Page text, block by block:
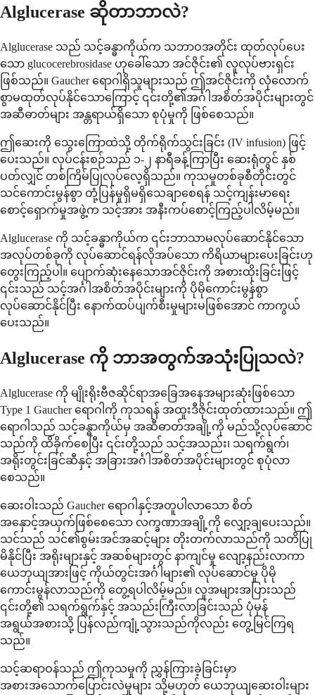
Alglucerase ဆိုတာဘာလဲ?
Alglucerase သည် သင့်ခန္ဓာကိုယ်က သဘာဝအတိုင်း ထုတ်လုပ်ပေး
သော glucocerebrosidase ဟုခေါ်သော အင်ဇိုင်း၏ လူလုပ်ဗားရှင်း
ဖြစ်သည်။ Gaucher ရောဂါရှိသူများသည် ဤအင်ဇိုင်းကို လုံလောက်
စွာမထုတ်လုပ်နိုင်သောကြောင့် ၎င်းတို့၏အင်္ဂါအစိတ်အပိုင်းများတွင်
အဆီဓာတ်များ အန္တရာယ်ရှိသော စုပုံမှုကို ဖြစ်စေသည်။
ဤဆေးကို သွေးကြောထဲသို့ တိုက်ရိုက်သွင်းခြင်း (IV infusion) ဖြင့်
ပေးသည်။ လုပ်ငန်းစဉ်သည် ၁-၂ နာရီခန့်ကြာပြီး ဆေးရုံတွင် နှစ်
ပတ်လျှင် တစ်ကြိမ်ပြုလုပ်လေ့ရှိသည်။ ကုသမှုတစ်ခုစီတိုင်းတွင်
သင်ကောင်းမွန်စွာ တုံ့ပြန်မှုရှိမရှိသေချာစေရန် သင့်ကျန်းမာရေး
စောင့်ရှောက်မှုအဖွဲ့က သင့်အား အနီးကပ်စောင့်ကြည့်ပါလိမ့်မည်။
Alglucerase ကို သင့်ခန္ဓာကိုယ်က ၎င်းဘာသာမလုပ်ဆောင်နိုင်သော
အလုပ်တစ်ခုကို လုပ်ဆောင်ရန်လိုအပ်သော ကိရိယာများပေးခြင်းဟု
တွေးကြည့်ပါ။ ပျောက်ဆုံးနေသောအင်ဇိုင်းကို အစားထိုးခြင်းဖြင့်
၎င်းသည် သင့်အင်္ဂါအစိတ်အပိုင်းများကို ပိုမိုကောင်းမွန်စွာ
လုပ်ဆောင်နိုင်ပြီး နောက်ထပ်ပျက်စီးမှုများမဖြစ်အောင် ကာကွယ်
ပေးသည်။
Alglucerase ကို ဘာအတွက်အသုံးပြုသလဲ?
Alglucerase ကို မျိုးရိုးဗီဇဆိုင်ရာအခြေအနေအများဆုံးဖြစ်သော
Type 1 Gaucher ရောဂါကို ကုသရန် အထူးဒီဇိုင်းထုတ်ထားသည်။ ဤ
ရောဂါသည် သင့်ခန္ဓာကိုယ်မှ အဆီဓာတ်အချို့ကို မည်သို့လုပ်ဆောင်
သည်ကို ထိခိုက်စေပြီး ၎င်းတို့သည် သင့်အသည်း၊ သရက်ရွက်၊
အရိုးတွင်းခြင်ဆီနှင့် အခြားအင်္ဂါအစိတ်အပိုင်းများတွင် စုပုံလာ
စေသည်။
ဆေးဝါးသည် Gaucher ရောဂါနှင့်အတူပါလာသော စိတ်
အနှောင့်အယှက်ဖြစ်စေသော လက္ခဏာအချို့ကို လျှော့ချပေးသည်။
သင်သည် သင်၏စွမ်းအင်အဆင့်များ တိုးတက်လာသည်ကို သတိပြု
မိနိုင်ပြီး အရိုးများနှင့် အဆစ်များတွင် နာကျင်မှု လျော့နည်းလာကာ
ယေဘုယျအားဖြင့် ကိုယ်တွင်းအင်္ဂါများ၏ လုပ်ဆောင်မှု ပိုမို
ကောင်းမွန်လာသည်ကို တွေ့ရပါလိမ့်မည်။ လူအများအပြားသည်
၎င်းတို့၏ သရက်ရွက်နှင့် အသည်းကြီးလာခြင်းသည် ပုံမှန်
အရွယ်အစားသို့ ပြန်လည်ကျုံ့သွားသည်ကိုလည်း တွေ့မြင်ကြရ
သည်။
သင့်ဆရာဝန်သည် ဤကုသမှုကို ညွှန်ကြားခဲ့ခြင်းမှာ
အစားအသောက်ပြောင်းလဲမှုများ သို့မဟုတ် ယေဘုယျဆေးဝါးများ